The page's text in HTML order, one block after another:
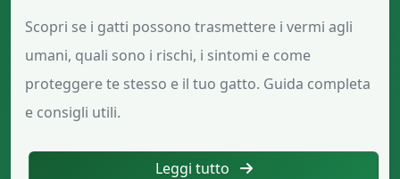
Scopri se i gatti possono trasmettere i vermi agli
umani, quali sono i rischi, i sintomi e come
proteggere te stesso e il tuo gatto. Guida completa
e consigli utili.
Leggi tutto